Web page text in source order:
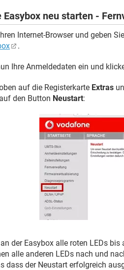
Easybox neu starten -
Internet-Browser und geben
.
Ihre Anmeldedaten ein und
auf die Registerkarte Extras
den Button Neustart:
der Easybox alle roten LEDs bis
alle anderen LEDs nach und
dass der Neustart erfolgreich